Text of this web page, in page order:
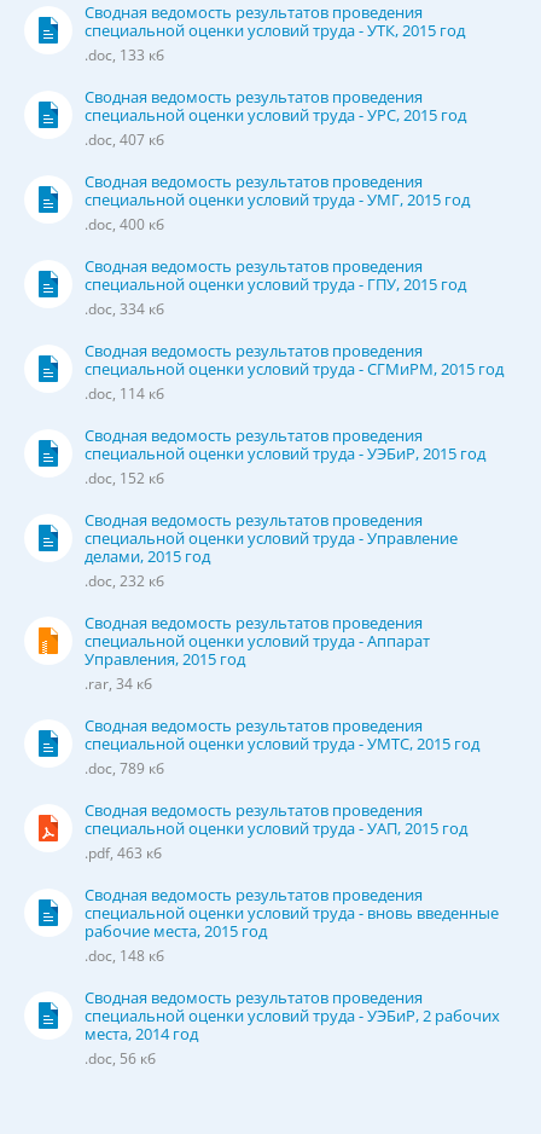
Сводная ведомость результатов проведения
специальной оценки условий труда - УТК, 2015 год
.doc, 133 кб
Сводная ведомость результатов проведения
специальной оценки условий труда - УРС, 2015 год
.doc, 407 кб
Сводная ведомость результатов проведения
специальной оценки условий труда - УМГ, 2015 год
.doc, 400 кб
Сводная ведомость результатов проведения
специальной оценки условий труда - ГПУ, 2015 год
.doc, 334 кб
Сводная ведомость результатов проведения
специальной оценки условий труда - СГМиРМ, 2015 год
.doc, 114 кб
Сводная ведомость результатов проведения
специальной оценки условий труда - УЭБиР, 2015 год
.doc, 152 кб
Сводная ведомость результатов проведения
специальной оценки условий труда - Управление
делами, 2015 год
.doc, 232 кб
Сводная ведомость результатов проведения
специальной оценки условий труда - Аппарат
Управления, 2015 год
.rar, 34 кб
Сводная ведомость результатов проведения
специальной оценки условий труда - УМТС, 2015 год
.doc, 789 кб
Сводная ведомость результатов проведения
специальной оценки условий труда - УАП, 2015 год
.pdf, 463 кб
Сводная ведомость результатов проведения
специальной оценки условий труда - вновь введенные
рабочие места, 2015 год
.doc, 148 кб
Сводная ведомость результатов проведения
специальной оценки условий труда - УЭБиР, 2 рабочих
места, 2014 год
.doc, 56 кб